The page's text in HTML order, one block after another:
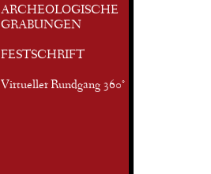
ARCHEOLOGISCHE
GRABUNGEN
FESTSCHRIFT
Virtueller Rundgang 360°